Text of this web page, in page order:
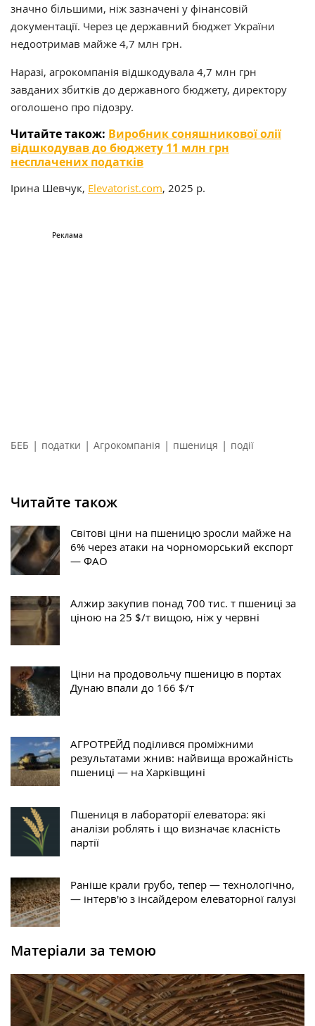
значно більшими, ніж зазначені у фінансовій
документації. Через це державний бюджет України
недоотримав майже 4,7 млн грн.
Наразі, агрокомпанія відшкодувала 4,7 млн грн
завданих збитків до державного бюджету, директору
оголошено про підозру.
Читайте також: Виробник соняшникової олії
відшкодував до бюджету 11 млн грн
несплачених податків
Ірина Шевчук, Elevatorist.com, 2025 р.
БЕБ | податки | Агрокомпанія | пшениця | події
Читайте також
Світові ціни на пшеницю зросли майже на
6% через атаки на чорноморський експорт
— ФАО
Алжир закупив понад 700 тис. т пшениці за
ціною на 25 $/т вищою, ніж у червні
Ціни на продовольчу пшеницю в портах
Дунаю впали до 166 $/т
АГРОТРЕЙД поділився проміжними
результатами жнив: найвища врожайність
пшениці — на Харківщині
Пшениця в лабораторії елеватора: які
аналізи роблять і що визначає класність
партії
Раніше крали грубо, тепер — технологічно,
— інтерв'ю з інсайдером елеваторної галузі
Матеріали за темою